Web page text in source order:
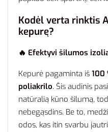
Kodėl verta rinktis
kepurę?
🔥 Efektyvi šilumos
Kepurė pagaminta iš 100
poliakrilo. Šis audinis
natūralią kūno šilumą,
nebegąsdins. Be to,
odos, kas itin svarbu